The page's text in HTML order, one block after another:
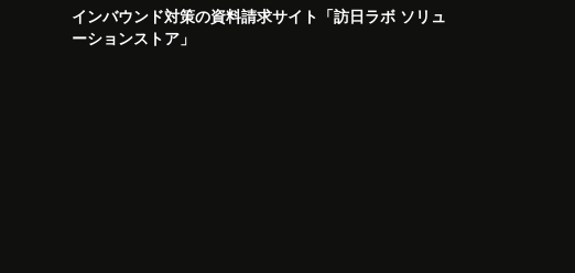
インバウンド対策の資料請求サイト「訪日ラボ ソリュ
ーションストア」